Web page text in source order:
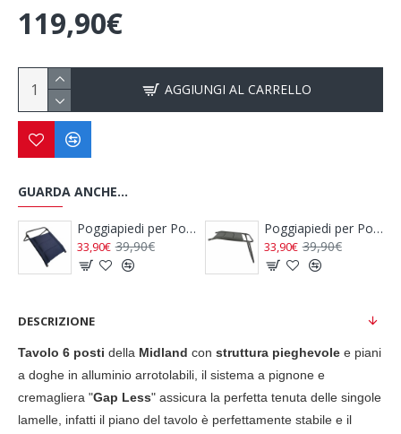
119,90€
AGGIUNGI AL CARRELLO
GUARDA ANCHE...
Poggiapiedi per Poltrona Ultimo Grigio
33,90€ 39,90€
Poggiapiedi Nero per Poltrona MAJESTIC WESTFIELD
49,90€
DESCRIZIONE
Tavolo 6 posti della Midland con struttura pieghevole e piani
a doghe in alluminio arrotolabili, il sistema a pignone e
cremagliera "Gap Less" assicura la perfetta tenuta delle singole
lamelle, infatti il piano del tavolo è perfettamente stabile e il